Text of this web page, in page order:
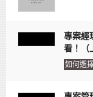
專案經
看！（
如何選